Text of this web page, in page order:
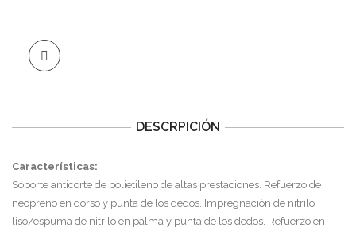
DESCRPICIÓN
Características:
Soporte anticorte de polietileno de altas prestaciones. Refuerzo de
neopreno en dorso y punta de los dedos. Impregnación de nitrilo
liso/espuma de nitrilo en palma y punta de los dedos. Refuerzo en